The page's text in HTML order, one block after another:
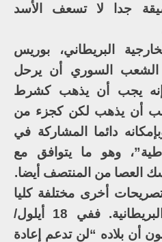
جدا لا تسعف الأسد
البريطاني، بوريس
السوري أن يرحل
إنه يجب أن يذهب كشرط
أن يذهب لكن كجزء من
دائما المشاركة في
وهو ما يتوافق مع
العصا من المنتصف أيضا.
أخرى مختلفة كليا
عن رأس الدبلوماسية البريطانية. ففي 18 أيلول/
أن بلاده “لن تدعم إعادة